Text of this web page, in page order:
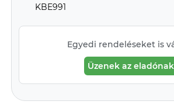
KBE991
Egyedi rendeléseket is
Üzenek az eladónak